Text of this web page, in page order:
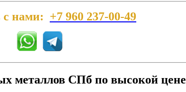
с нами: +7 960 237-00-49
металлов СПб по высокой цене